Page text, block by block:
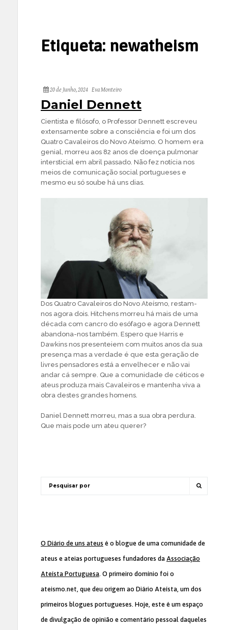
Etiqueta: newatheism
20 de Junho, 2024 Eva Monteiro
Daniel Dennett
Cientista e filósofo, o Professor Dennett escreveu
extensamente sobre a consciência e foi um dos
Quatro Cavaleiros do Novo Ateísmo. O homem era
genial, morreu aos 82 anos de doença pulmonar
intersticial em abril passado. Não fez notícia nos
meios de comunicação social portugueses e
mesmo eu só soube há uns dias.
Dos Quatro Cavaleiros do Novo Ateísmo, restam-
nos agora dois. Hitchens morreu há mais de uma
década com cancro do esófago e agora Dennett
abandona-nos também. Espero que Harris e
Dawkins nos presenteiem com muitos anos da sua
presença mas a verdade é que esta geração de
livres pensadores está a envelhecer e não vai
andar cá sempre. Que a comunidade de céticos e
ateus produza mais Cavaleiros e mantenha viva a
obra destes grandes homens.
Daniel Dennett morreu, mas a sua obra perdura.
Que mais pode um ateu querer?
O Diário de uns ateus é o blogue de uma comunidade de
ateus e ateias portugueses fundadores da Associação
Ateísta Portuguesa. O primeiro domínio foi o
ateismo.net, que deu origem ao Diário Ateísta, um dos
primeiros blogues portugueses. Hoje, este é um espaço
de divulgação de opinião e comentário pessoal daqueles